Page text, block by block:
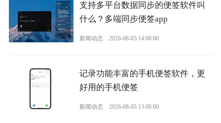
支持多平台数据同步的便签软件叫
什么？多端同步便签app
新闻动态 2026-08-05 14:00:00
记录功能丰富的手机便签软件，更
好用的手机便签
新闻动态 2026-08-05 13:00:00